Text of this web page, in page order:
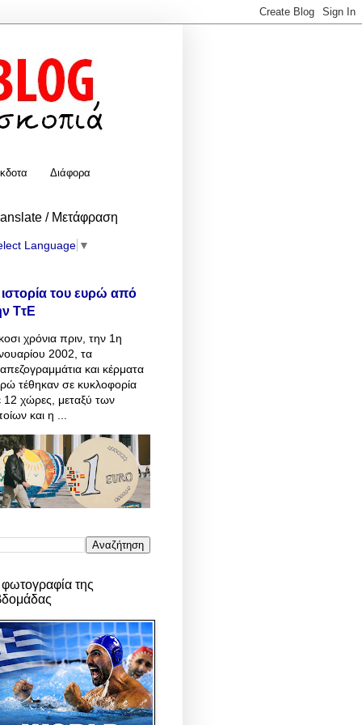
Διάφορα
/ Μετάφραση
Language ▼
του ευρώ από
ΤτΕ
χρόνια πριν, την 1η
2002, τα
και κέρματα
τέθηκαν σε κυκλοφορία
12 χώρες, μεταξύ των
και η ...
της